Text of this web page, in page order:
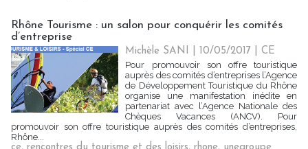
Rhône Tourisme : un salon pour conquérir les comités
d’entreprise
Michèle SANI | 10/05/2017 |CE
Pour promouvoir son offre touristique
auprès des comités d’entreprises l’Agence
de Développement Touristique du Rhône
organise une manifestation inédite en
partenariat avec l’Agence Nationale des
Chèques Vacances (ANCV). Pour
promouvoir son offre touristique auprès des comités d’entreprises,
Rhône...